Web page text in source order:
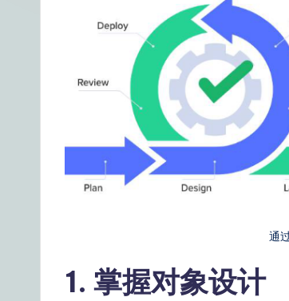
C
通
1. 掌握对象设计